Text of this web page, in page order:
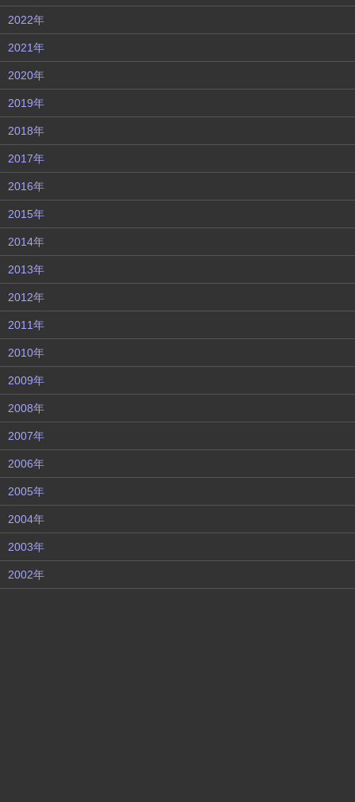
2022年
2021年
2020年
2019年
2018年
2017年
2016年
2015年
2014年
2013年
2012年
2011年
2010年
2009年
2008年
2007年
2006年
2005年
2004年
2003年
2002年